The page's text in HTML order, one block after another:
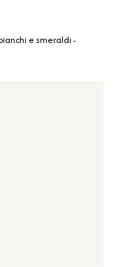
e smeraldi -